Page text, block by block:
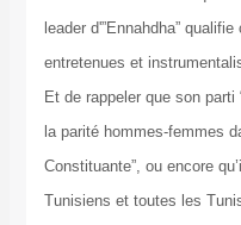
leader d'”Ennahdha”
entretenues et
Et de rappeler que son parti
la parité hommes-femmes
Constituante”, ou encore
Tunisiens et toutes les